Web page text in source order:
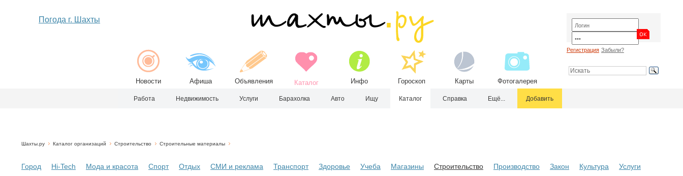
Погода г. Шахты
Новости Афиша Объявления Каталог Инфо Гороскоп Карты Фотогалерея
Регистрация Забыли?
Работа Недвижимость Услуги Барахолка Авто Ищу Каталог Справка Ещё... Добавить
Шахты.ру Каталог организаций Строительство Строительные материалы
Город Hi-Tech Мода и красота Спорт Отдых СМИ и реклама Транспорт Здоровье Учеба Магазины Строительство Производство Закон Культура
Услуги